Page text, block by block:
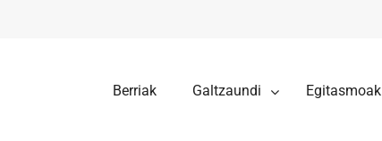
Berriak Galtzaundi Egitasmoak